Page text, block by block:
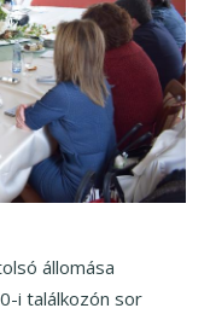
állomása
i találkozón sor